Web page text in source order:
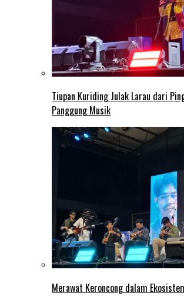
Tiupan Kuriding Julak Larau dari
Panggung Musik
Merawat Keroncong dalam